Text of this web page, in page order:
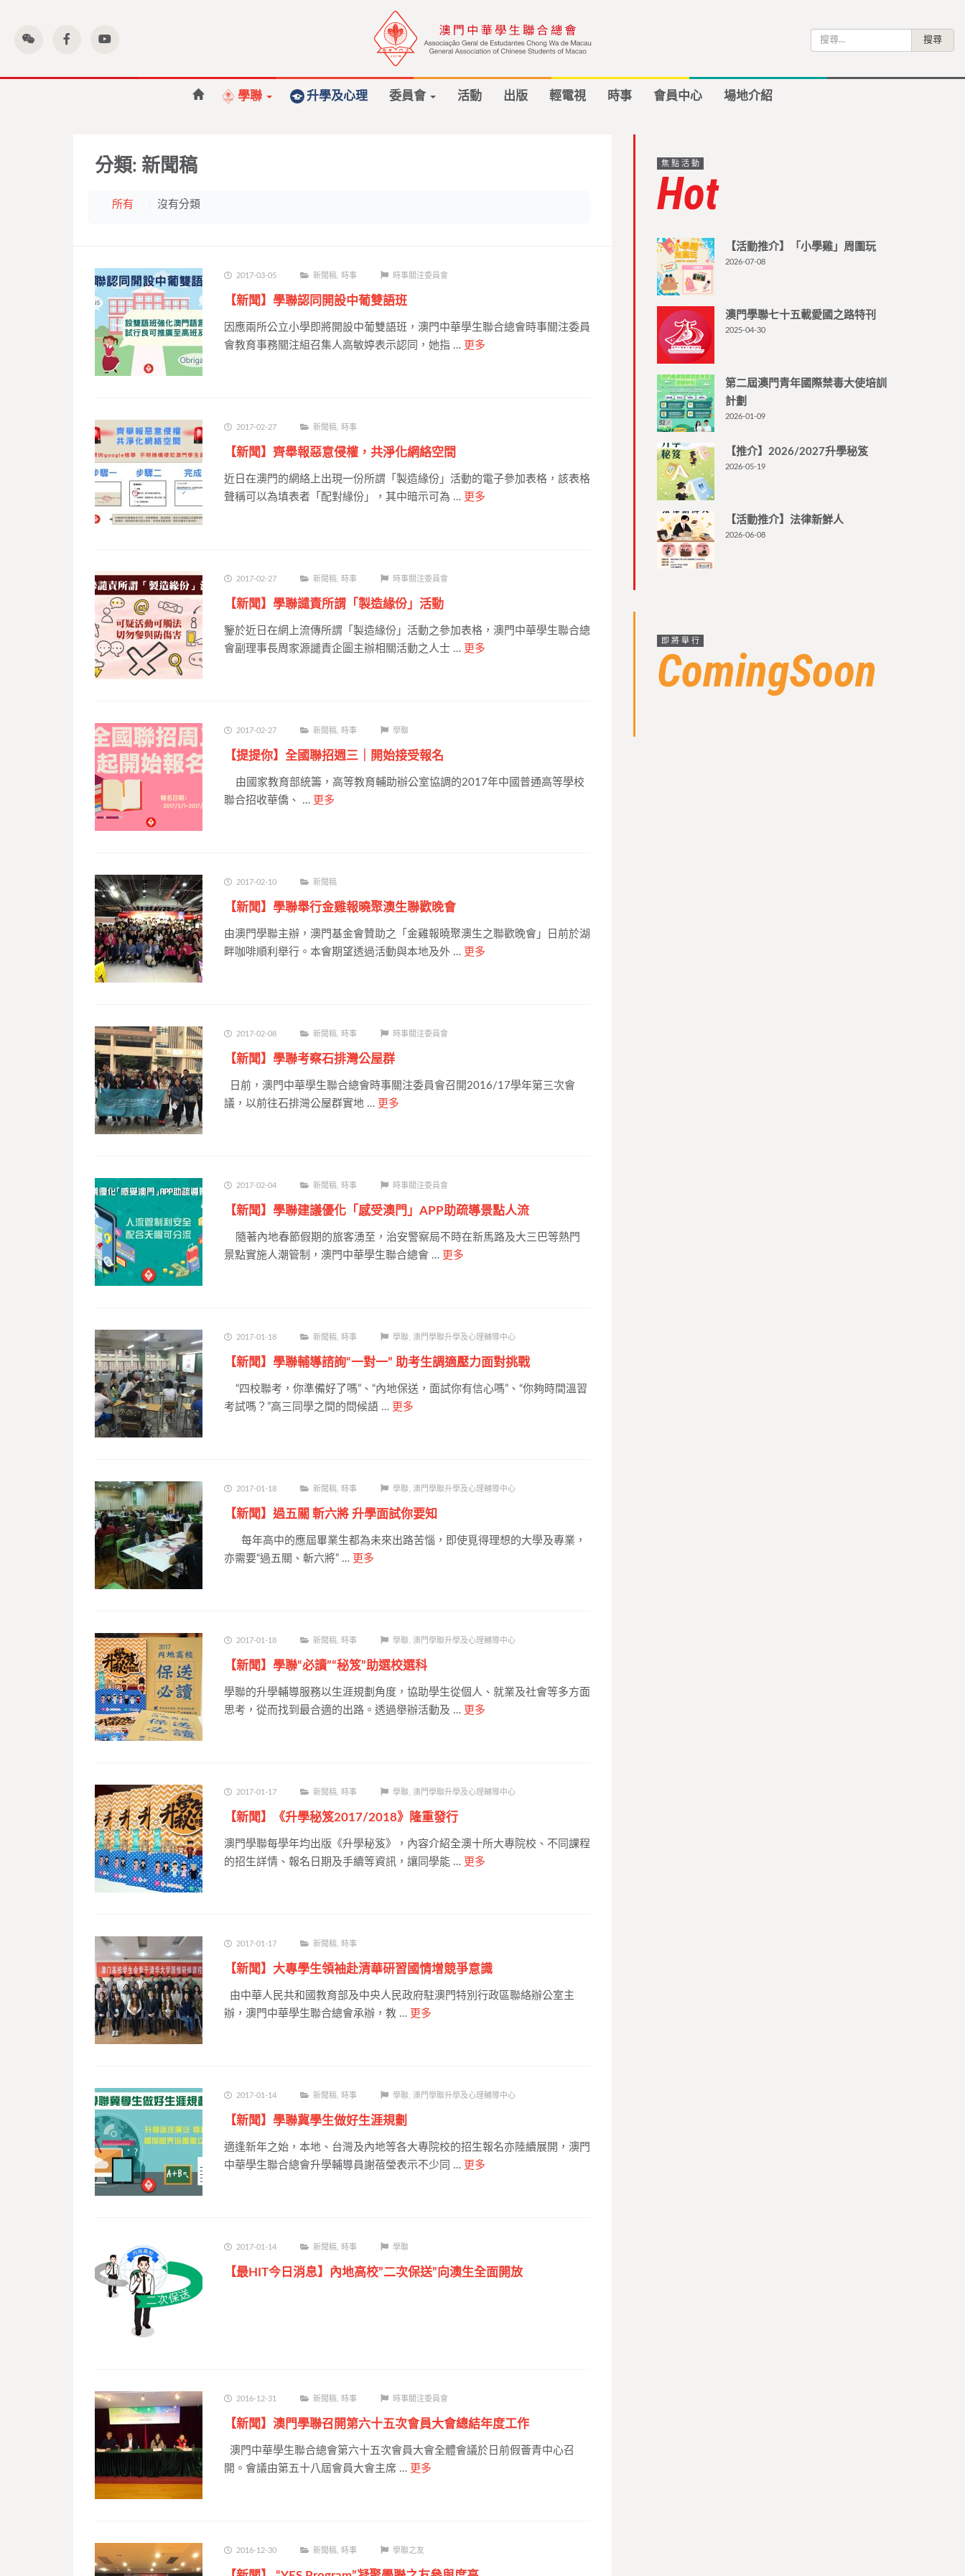
尋
學聯 升學及心理 委員會 活動 出版 輕電視 時事 會員中心 場地介紹
分類: 新聞稿
所有 沒有分類
2017-03-05 新聞稿 時事 時事關注委員會
【新聞】學聯認同開設中葡雙語班
因應兩所公立小學即將開設中葡雙語班，澳門中華學生聯合總會時事關注委員
會教育事務關注組召集人高敏婷表示認同，她指 … 更多
2017-02-27 新聞稿 時事
【新聞】齊舉報惡意侵權，共淨化網絡空間
近日在澳門的網絡上出現一份所謂「製造緣份」活動的電子參加表格，該表格
聲稱可以為填表者「配對緣份」，其中暗示可為 … 更多
2017-02-27 新聞稿 時事 時事關注委員會
【新聞】學聯譴責所謂「製造緣份」活動
鑒於近日在網上流傳所謂「製造緣份」活動之參加表格，澳門中華學生聯合總
會副理事長周家源譴責企圖主辦相關活動之人士 … 更多
2017-02-27 新聞稿 時事 學聯
【提提你】全國聯招週三｜開始接受報名
由國家教育部統籌，高等教育輔助辦公室協調的2017年中國普通高等學校
聯合招收華僑、 … 更多
2017-02-10 新聞稿
【新聞】學聯舉行金雞報曉聚澳生聯歡晚會
由澳門學聯主辦，澳門基金會贊助之「金雞報曉聚澳生之聯歡晚會」日前於湖
畔咖啡順利舉行。本會期望透過活動與本地及外 … 更多
2017-02-08 新聞稿 時事 時事關注委員會
【新聞】學聯考察石排灣公屋群
日前，澳門中華學生聯合總會時事關注委員會召開2016/17學年第三次會
議，以前往石排灣公屋群實地 … 更多
2017-02-04 新聞稿 時事 時事關注委員會
【新聞】學聯建議優化「感受澳門」APP助疏導景點人流
隨著內地春節假期的旅客湧至，治安警察局不時在新馬路及大三巴等熱門
景點實施人潮管制，澳門中華學生聯合總會 … 更多
2017-01-18 新聞稿 時事 學聯 澳門學聯升學及心理輔導中心
【新聞】學聯輔導諮詢“一對一” 助考生調適壓力面對挑戰
“四校聯考，你準備好了嗎”、“內地保送，面試你有信心嗎”、“你夠時間溫習
考試嗎？”高三同學之間的問候語 … 更多
2017-01-18 新聞稿 時事 學聯 澳門學聯升學及心理輔導中心
【新聞】過五關 斬六將 升學面試你要知
每年高中的應屆畢業生都為未來出路苦惱，即使覓得理想的大學及專業，
亦需要“過五關、斬六將” … 更多
2017-01-18 新聞稿 時事 學聯 澳門學聯升學及心理輔導中心
【新聞】學聯“必讀”“秘笈”助選校選科
學聯的升學輔導服務以生涯規劃角度，協助學生從個人、就業及社會等多方面
思考，從而找到最合適的出路。透過舉辦活動及 … 更多
2017-01-17 新聞稿 時事 學聯 澳門學聯升學及心理輔導中心
【新聞】《升學秘笈2017/2018》隆重發行
澳門學聯每學年均出版《升學秘笈》，內容介紹全澳十所大專院校、不同課程
的招生詳情、報名日期及手續等資訊，讓同學能 … 更多
2017-01-17 新聞稿 時事
【新聞】大專學生領袖赴清華研習國情增競爭意識
由中華人民共和國教育部及中央人民政府駐澳門特別行政區聯絡辦公室主
辦，澳門中華學生聯合總會承辦，教 … 更多
2017-01-14 新聞稿 時事 學聯 澳門學聯升學及心理輔導中心
【新聞】學聯冀學生做好生涯規劃
適逢新年之始，本地、台灣及內地等各大專院校的招生報名亦陸續展開，澳門
中華學生聯合總會升學輔導員謝蓓瑩表示不少同 … 更多
2017-01-14 新聞稿 時事 學聯
【最HIT今日消息】內地高校”二次保送”向澳生全面開放
2016-12-31 新聞稿 時事 時事關注委員會
【新聞】澳門學聯召開第六十五次會員大會總結年度工作
澳門中華學生聯合總會第六十五次會員大會全體會議於日前假薈青中心召
開。會議由第五十八屆會員大會主席 … 更多
2016-12-30 新聞稿 時事 學聯之友
焦點活動
Hot
【活動推介】「小學雞」周圍玩
2026-07-08
澳門學聯七十五載愛國之路特刊
2025-04-30
第二屆澳門青年國際禁毒大使培訓
計劃
2026-01-09
【推介】2026/2027升學秘笈
2026-05-19
【活動推介】法律新鮮人
2026-06-08
即將舉行
ComingSoon